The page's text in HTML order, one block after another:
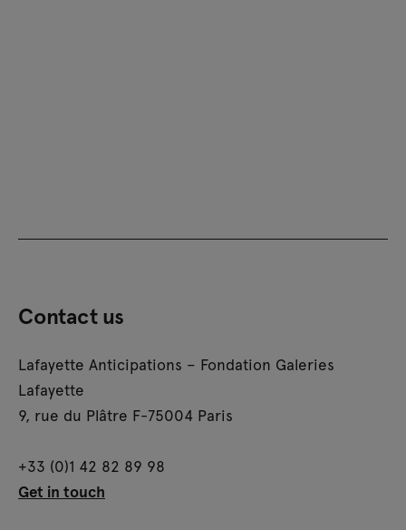
Contact us
Lafayette Anticipations – Fondation Galeries
Lafayette
9, rue du Plâtre F-75004 Paris
+33 (0)1 42 82 89 98
Get in touch